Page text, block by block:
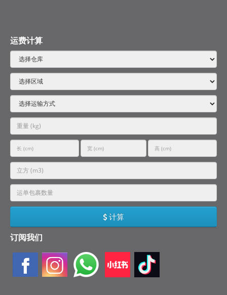
运费计算
计算
订阅我们